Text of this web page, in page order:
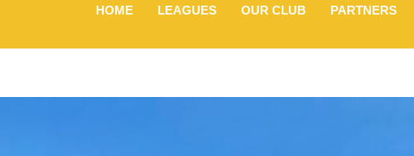
HOME LEAGUES OUR CLUB PARTNERS